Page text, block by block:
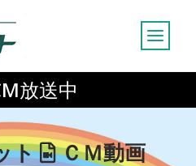
放送中
ト ＣＭ動画